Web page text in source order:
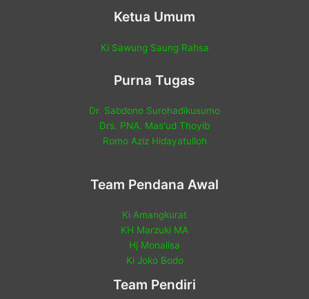
Ketua Umum
Ki Sawung Saung Rahsa
Purna Tugas
Dr. Sabdono Surohadikusumo
Drs. PNA. Mas'ud Thoyib
Romo Aziz Hidayatulloh
Team Pendana Awal
Ki Amangkurat
KH Marzuki MA
Hj Monalisa
Ki Joko Bodo
Team Pendiri